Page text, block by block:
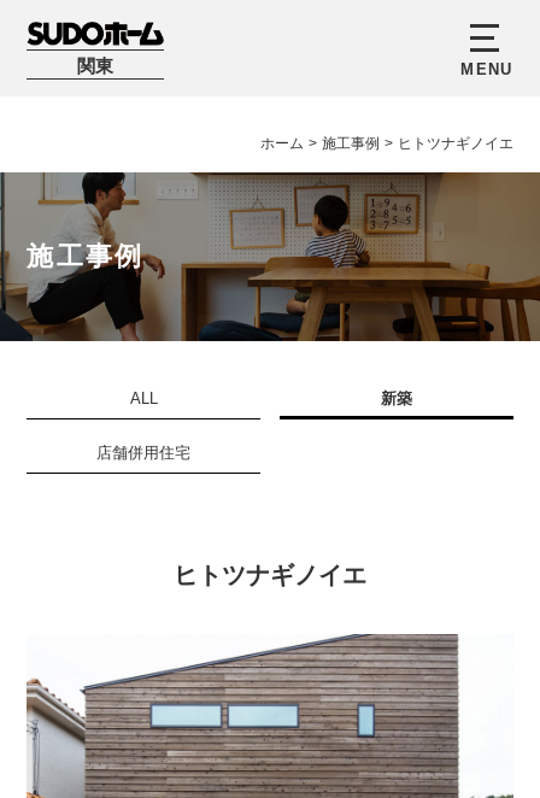
関東
ホーム > 施工事例 > ヒトツナギノイエ
施工事例
ALL 新築
店舗併用住宅
ヒトツナギノイエ